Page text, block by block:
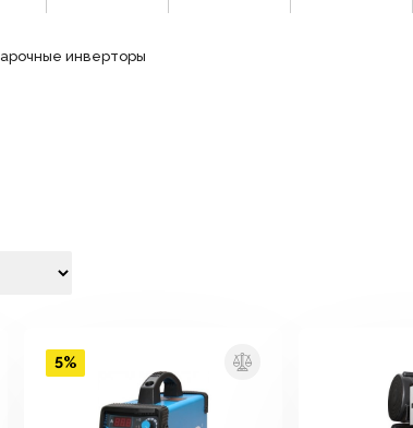
инверторы
5%